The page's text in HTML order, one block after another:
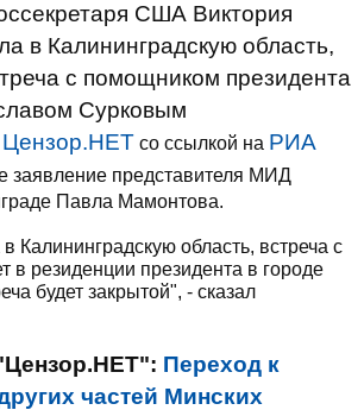
США Виктория
в Калининградскую область,
с помощником президента
Сурковым
Цензор.НЕТ со ссылкой на РИА
заявление представителя МИД
Павла Мамонтова.
Калининградскую область, встреча с
в резиденции президента в городе
будет закрытой", - сказал
Переход к
частей Минских